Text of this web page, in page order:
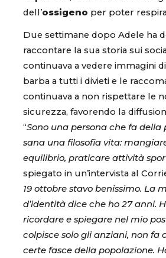
dell’ossigeno per poter
Due settimane dopo Adele ha
raccontare la sua storia sui
continuava a vedere immagini
barba a tutti i divieti e le
continuava a non rispettare le
sicurezza, favorendo la
“Sono una persona che fa
sana una filosofia vita:
equilibrio, praticare attività
spiegato in un’intervista al
19 ottobre stavo benissimo. La
d’identità dice che ho 27 anni.
ricordare e spiegare nel mio
colpisce solo gli anziani, non fa
certe fasce della popolazione.